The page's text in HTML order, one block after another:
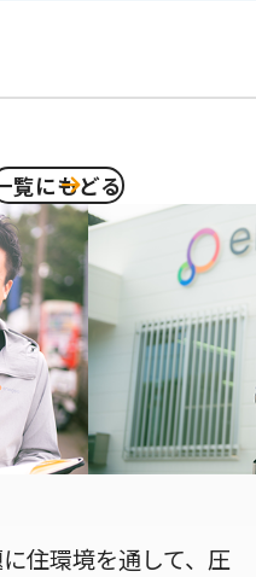
覧にもどる
住環境を通して、圧